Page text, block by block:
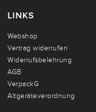
LINKS
Webshop
Vertrag widerrufen
Widerrufsbelehrung
AGB
VerpackG
Altgeräteverordnung